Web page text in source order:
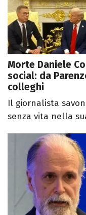
Morte Daniele
social: da
colleghi
Il giornalista
senza vita nella